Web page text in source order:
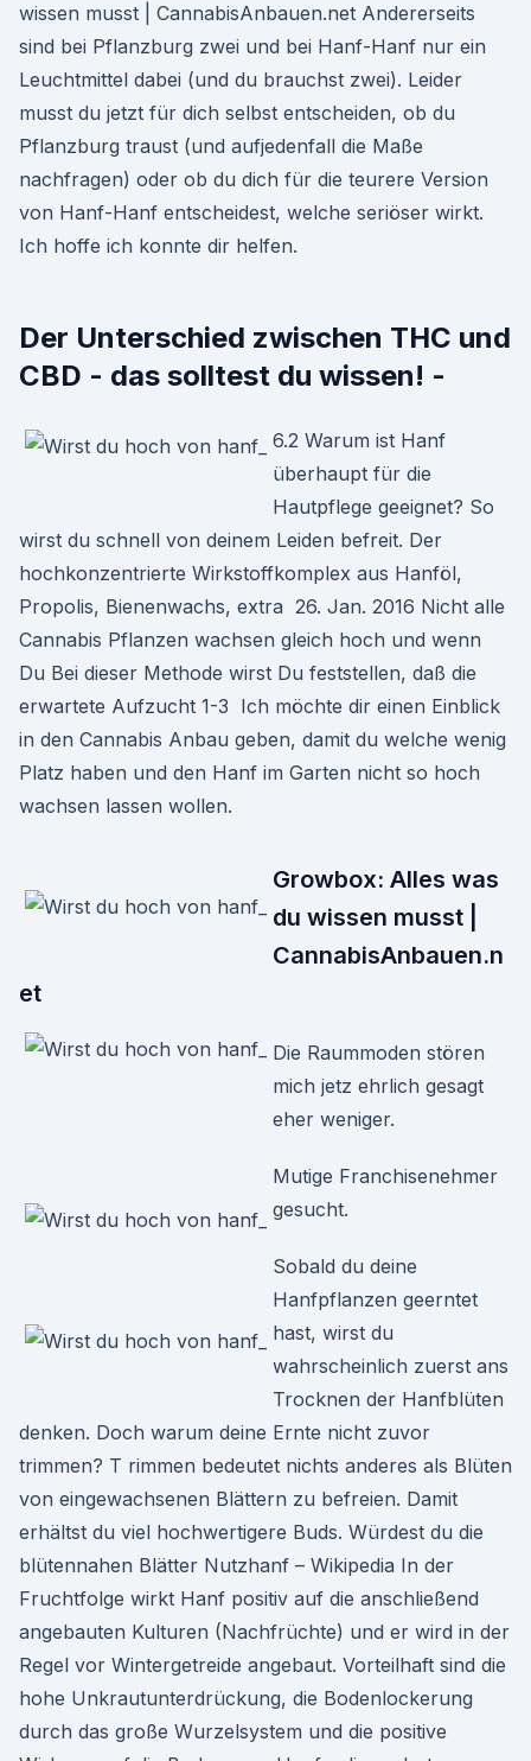
wissen musst | CannabisAnbauen.net Andererseits
sind bei Pflanzburg zwei und bei Hanf-Hanf nur ein
Leuchtmittel dabei (und du brauchst zwei). Leider
musst du jetzt für dich selbst entscheiden, ob du
Pflanzburg traust (und aufjedenfall die Maße
nachfragen) oder ob du dich für die teurere Version
von Hanf-Hanf entscheidest, welche seriöser wirkt.
Ich hoffe ich konnte dir helfen.
Der Unterschied zwischen THC und
CBD - das solltest du wissen! -
6.2 Warum ist Hanf
überhaupt für die
Hautpflege geeignet? So
wirst du schnell von deinem Leiden befreit. Der
hochkonzentrierte Wirkstoffkomplex aus Hanföl,
Propolis, Bienenwachs, extra 26. Jan. 2016 Nicht alle
Cannabis Pflanzen wachsen gleich hoch und wenn
Du Bei dieser Methode wirst Du feststellen, daß die
erwartete Aufzucht 1-3 Ich möchte dir einen Einblick
in den Cannabis Anbau geben, damit du welche wenig
Platz haben und den Hanf im Garten nicht so hoch
wachsen lassen wollen.
Growbox: Alles was
du wissen musst |
CannabisAnbauen.n
et
Die Raummoden stören
mich jetz ehrlich gesagt
eher weniger.
Mutige Franchisenehmer
gesucht.
Sobald du deine
Hanfpflanzen geerntet
hast, wirst du
wahrscheinlich zuerst ans
Trocknen der Hanfblüten
denken. Doch warum deine Ernte nicht zuvor
trimmen? T rimmen bedeutet nichts anderes als Blüten
von eingewachsenen Blättern zu befreien. Damit
erhältst du viel hochwertigere Buds. Würdest du die
blütennahen Blätter Nutzhanf – Wikipedia In der
Fruchtfolge wirkt Hanf positiv auf die anschließend
angebauten Kulturen (Nachfrüchte) und er wird in der
Regel vor Wintergetreide angebaut. Vorteilhaft sind die
hohe Unkrautunterdrückung, die Bodenlockerung
durch das große Wurzelsystem und die positive